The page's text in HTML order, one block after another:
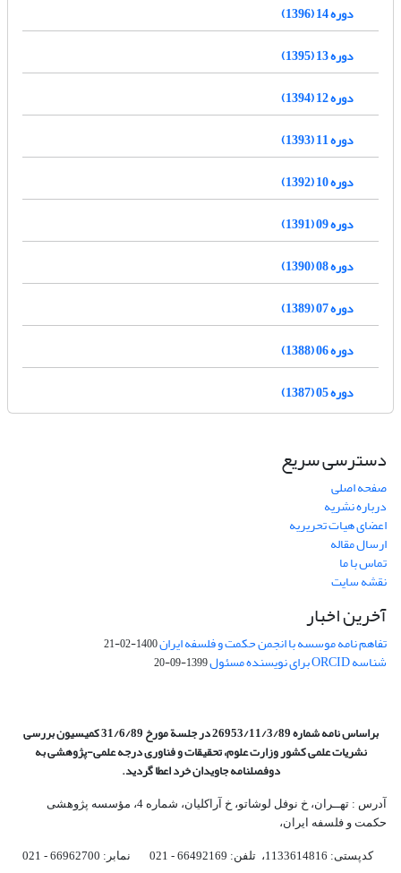
دوره 14 (1396)
دوره 13 (1395)
دوره 12 (1394)
دوره 11 (1393)
دوره 10 (1392)
دوره 09 (1391)
دوره 08 (1390)
دوره 07 (1389)
دوره 06 (1388)
دوره 05 (1387)
دسترسی سریع
صفحه اصلی
درباره نشریه
اعضای هیات تحریریه
ارسال مقاله
تماس با ما
نقشه سایت
آخرین اخبار
تفاهم نامه موسسه با انجمن حکمت و فلسفه ایران1400-02-21
شناسه ORCID برای نویسنده مسئول 1399-09-20
براساس نامه شماره 26953/11/3/89 در جلسة مورخ 31/6/89 کمیسیون
بررسی
نشریات علمی کشور وزارت علوم، تحقیقات و فناوری درجه علمی‌-پژوهشیبه
دوفصلنامه جاویدان خرد اعطا گردید.
آدرس : تهــران، خ نوفل لوشاتو، خ آراکلیان، شماره 4،‌ مؤسسه پژوهشی
حکمت و فلسفه ایران،‌
کدپستی: 1133614816، تلفن: 66492169 - 021 نمابر: 66962700 - 021